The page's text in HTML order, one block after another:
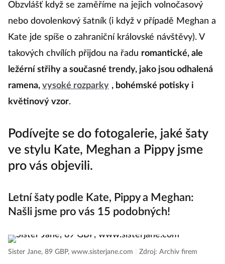
Obzvlášť když se zaměříme na jejich volnočasový
nebo dovolenkový šatník (i když v případě Meghan a
Kate jde spíše o zahraniční královské návštěvy). V
takových chvílích přijdou na řadu romantické, ale
ležérní střihy a současné trendy, jako jsou odhalená
ramena, vysoké rozparky , bohémské potisky i
květinový vzor.
Podívejte se do fotogalerie, jaké šaty
ve stylu Kate, Meghan a Pippy jsme
pro vás objevili.
Letní šaty podle Kate, Pippy a Meghan:
Našli jsme pro vás 15 podobných!
Sister Jane, 89 GBP, www.sisterjane.com Zdroj: Archiv firem